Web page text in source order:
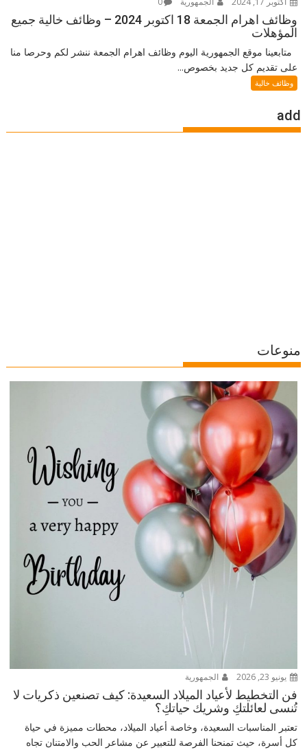
وظائف اهرام الجمعة 18 اكتوبر 2024 – وظائف خالية جميع
المؤهلات
متابعينا موقع الجمهورية اليوم وظائف اهرام الجمعة ننشر لكم وحرصا منا
على تقديم كل جديد بخصوص...
وظائف خالية
add
منوعات
يونيو 23, 2026 الجمهورية
فن التخطيط لأعياد الميلاد السعيدة: كيف تصنعين ذكريات لا
تُنسى لعائلتكِ وشريك حياتكِ؟
تعتبر المناسبات السعيدة، وخاصة أعياد الميلاد، محطات مميزة في حياة
كل أسرة، حيث تمنحنا الفرصة للتعبير عن مشاعر الحب والامتنان تجاه